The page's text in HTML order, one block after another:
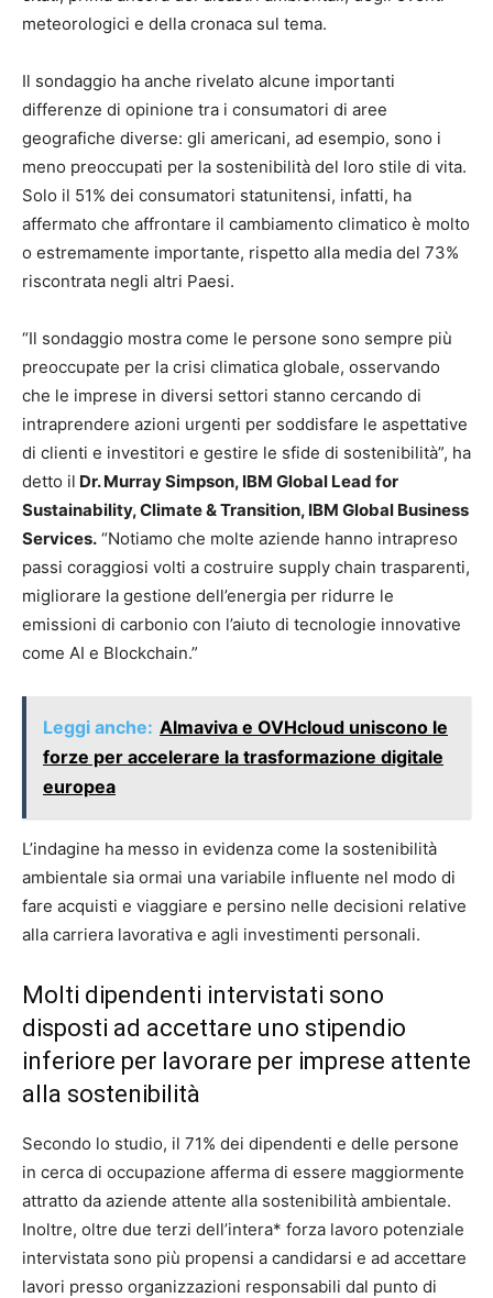
meteorologici e della cronaca sul tema.
Il sondaggio ha anche rivelato alcune importanti
differenze di opinione tra i consumatori di aree
geografiche diverse: gli americani, ad esempio, sono i
meno preoccupati per la sostenibilità del loro stile di vita.
Solo il 51% dei consumatori statunitensi, infatti, ha
affermato che affrontare il cambiamento climatico è molto
o estremamente importante, rispetto alla media del 73%
riscontrata negli altri Paesi.
“Il sondaggio mostra come le persone sono sempre più
preoccupate per la crisi climatica globale, osservando
che le imprese in diversi settori stanno cercando di
intraprendere azioni urgenti per soddisfare le aspettative
di clienti e investitori e gestire le sfide di sostenibilità”, ha
detto il Dr. Murray Simpson, IBM Global Lead for
Sustainability, Climate & Transition, IBM Global Business
Services. “Notiamo che molte aziende hanno intrapreso
passi coraggiosi volti a costruire supply chain trasparenti,
migliorare la gestione dell’energia per ridurre le
emissioni di carbonio con l’aiuto di tecnologie innovative
come AI e Blockchain.”
Leggi anche: Almaviva e OVHcloud uniscono le
forze per accelerare la trasformazione digitale
europea
L’indagine ha messo in evidenza come la sostenibilità
ambientale sia ormai una variabile influente nel modo di
fare acquisti e viaggiare e persino nelle decisioni relative
alla carriera lavorativa e agli investimenti personali.
Molti dipendenti intervistati sono
disposti ad accettare uno stipendio
inferiore per lavorare per imprese attente
alla sostenibilità
Secondo lo studio, il 71% dei dipendenti e delle persone
in cerca di occupazione afferma di essere maggiormente
attratto da aziende attente alla sostenibilità ambientale.
Inoltre, oltre due terzi dell’intera* forza lavoro potenziale
intervistata sono più propensi a candidarsi e ad accettare
lavori presso organizzazioni responsabili dal punto di